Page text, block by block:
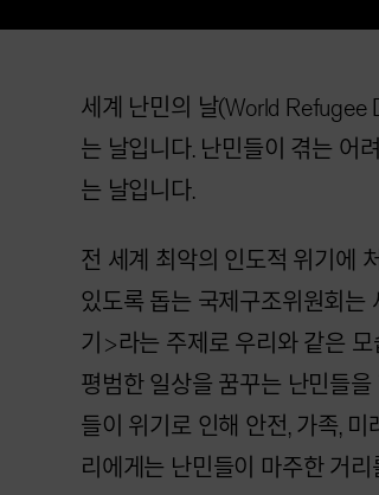
세계 난민의 날(World Refugee
는 날입니다. 난민들이 겪는 어
는 날입니다.
전 세계 최악의 인도적 위기에
있도록 돕는 국제구조위원회
기>라는 주제로 우리와 같은
평범한 일상을 꿈꾸는 난민들
들이 위기로 인해 안전, 가족,
리에게는 난민들이 마주한 거